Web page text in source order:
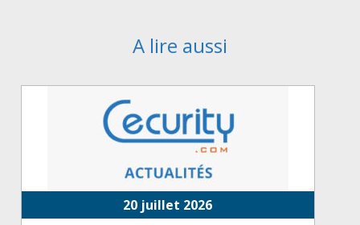
A lire aussi
20 juillet 2026